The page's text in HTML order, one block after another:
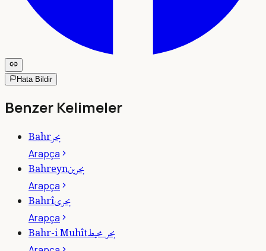
Hata Bildir
Benzer Kelimeler
Bahrبحر
Arapça
Bahreynبحرين
Arapça
Bahrîبحرى
Arapça
Bahr-i Muhîtبحر محيط